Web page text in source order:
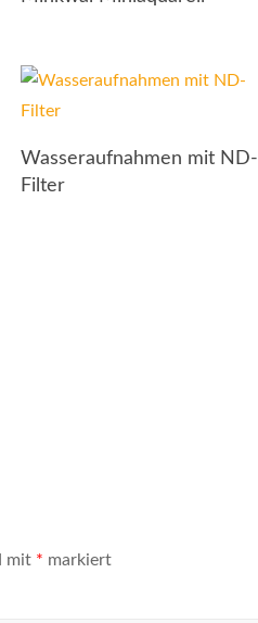
Wasseraufnahmen mit ND-
Filter
mit * markiert